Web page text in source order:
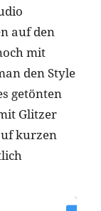
auf den
mit
den Style
getönten
Glitzer
kurzen